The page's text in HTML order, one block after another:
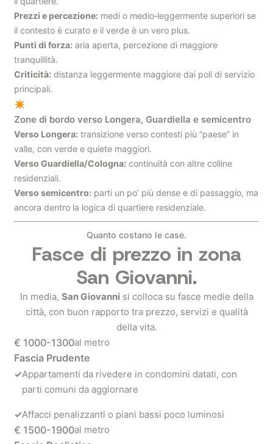
Prezzi e percezione: medi o medio‑leggermente superiori se
il contesto è curato e il verde è un vero plus.
Punti di forza: aria aperta, percezione di maggiore
tranquillità.
Criticità: distanza leggermente maggiore dai poli di servizio
principali.
✴
Zone di bordo verso Longera, Guardiella e semicentro
Verso Longera: transizione verso contesti più “paese” in
valle, con verde e quiete maggiori.
Verso Guardiella/Cologna: continuità con altre colline
residenziali.
Verso semicentro: parti un po’ più dense e di passaggio, ma
ancora dentro la logica di quartiere residenziale.
Quanto costano le case.
Fasce di prezzo in zona
San Giovanni.
In media, San Giovanni si colloca su fasce medie della
città, con buon rapporto tra prezzo, servizi e qualità
della vita.
€ 1000-1300al metro
Fascia Prudente
✓Appartamenti da rivedere in condomini datati, con
parti comuni da aggiornare
✓Affacci penalizzanti o piani bassi poco luminosi
€ 1500-1900al metro